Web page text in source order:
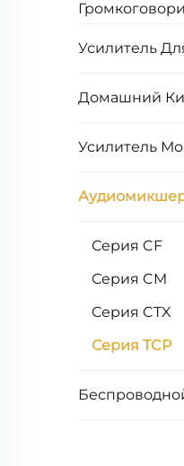
Усилитель
Домашний
Усилитель
Серия CF
Серия CM
Серия CTX
Серия TCP